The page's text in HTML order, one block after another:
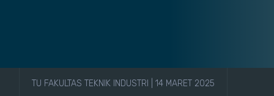
TU FAKULTAS TEKNIK INDUSTRI | 14 MARET 2025